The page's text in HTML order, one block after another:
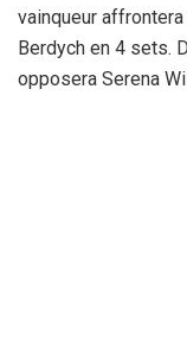
vainqueur
Berdych en 4 sets.
opposera Serena